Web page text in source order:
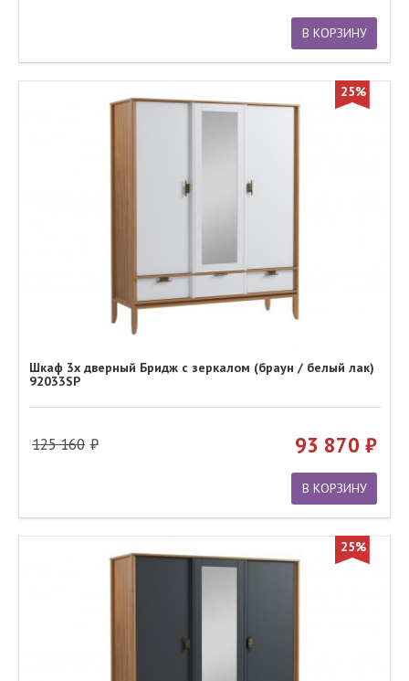
В КОРЗИНУ
25%
Шкаф 3х дверный Бридж с зеркалом (браун / белый лак)
92033SP
125 160 93 870
В КОРЗИНУ
25%